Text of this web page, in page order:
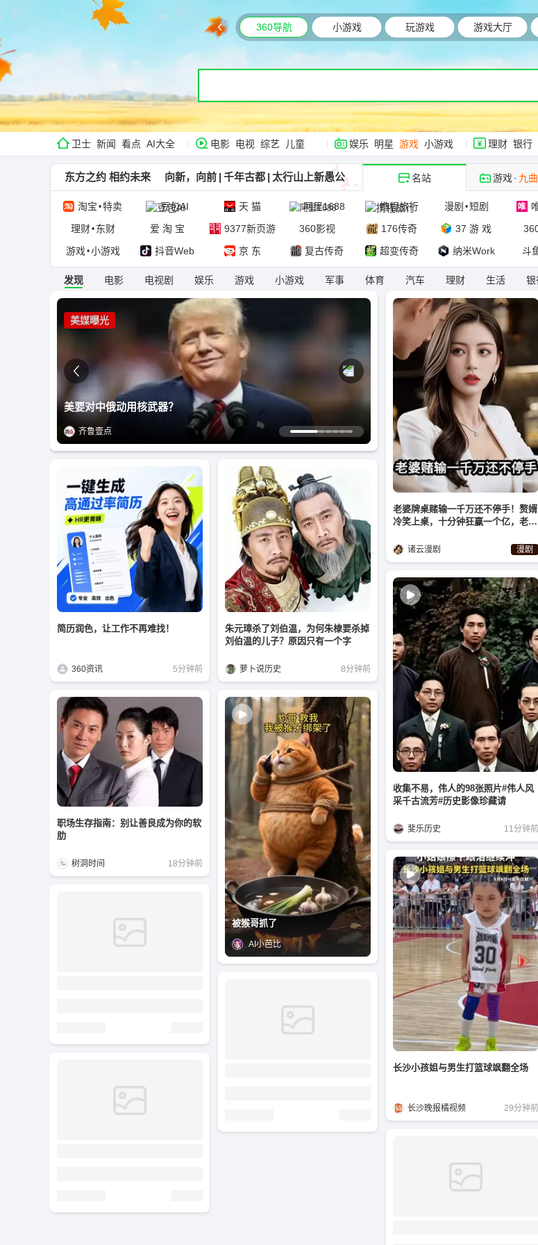
360导航 小游戏 玩游戏 游戏大厅
卫士 新闻 看点 AI大全 电影 电视 综艺 儿童 娱乐 明星 游戏 小游戏 理财 银行
东方之约 相约未来 向新，向前 | 千年古都 | 太行山上新愚公 名站 游戏· 九
淘宝 •特卖 豆包AI 天 猫 阿里1688 携程旅行 漫剧 •短剧
理财• 东财 爱 淘 宝 9377新页游 360影视 176传奇 37 游 戏
游戏•小游戏 抖音Web 京 东 复古传奇 超变传奇 纳米Work 斗
发现 电影 电视剧 娱乐 游戏 小游戏 军事 体育 汽车 理财 生活 银
美要对中俄动用核武器？
齐鲁壹点
美媒曝光
“婚外胚胎案”轰动全网，比出轨更恶劣细节曝光
齐鲁壹点
卖淫集团主犯在逃，身份曝光
齐鲁壹点
韩足协重磅丑闻曝光！分7次对20名裁判提供性贿赂
齐鲁壹点
从柜员到副行长，这位80后女性火了！
众播新闻
内娱第一人！戚薇，官宣
齐鲁壹点
老婆牌桌赌输一千万还不停手！赘婿
冷笑上桌，十分钟狂赢一个亿，老婆
诸云漫剧 漫剧
简历润色，让工作不再难找！
360资讯 5分钟前
朱元璋杀了刘伯温，为何朱棣要杀掉
刘伯温的儿子？原因只有一个字
萝卜说历史 8分钟前
收集不易，伟人的98张照片#伟人风
采千古流芳#历史影像珍藏请
斐乐历史 11分钟前
职场生存指南：别让善良成为你的软
肋
树洞时间 18分钟前
被猴哥抓了
AI小芭比
长沙小孩姐与男生打篮球飒翻全场
长沙晚报橘视频 29分钟前